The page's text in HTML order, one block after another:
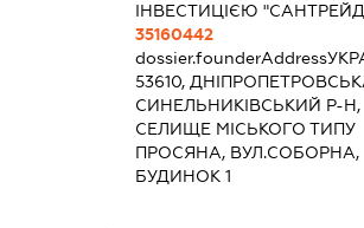
ІНВЕСТИЦІЄЮ
35160442
dossier.founderAddress
53610,
СИНЕЛЬНИКІВСЬКИЙ Р-Н,
СЕЛИЩЕ МІСЬКОГО ТИПУ
ПРОСЯНА, ВУЛ.СОБОРНА,
БУДИНОК 1